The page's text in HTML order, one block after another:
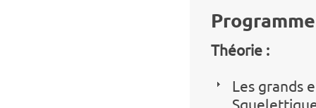
Théorie :
Les grands